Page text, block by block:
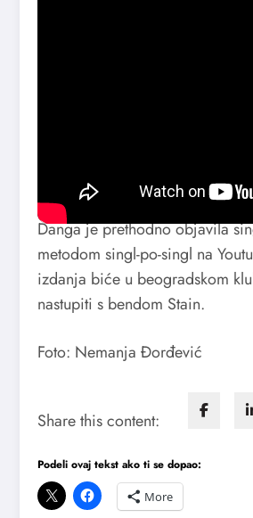
dosadu.
Danga je prethodno objavila
metodom singl-po-singl na
izdanja biće u beogradskom
nastupiti s bendom Stain.
Foto: Nemanja Đorđević
Share this content:
Podeli ovaj tekst ako ti se dopao:
More